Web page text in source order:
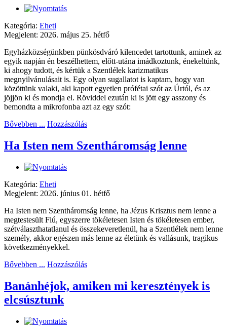
Kategória: Eheti
Megjelent: 2026. május 25. hétfő
Egyházközségünkben pünkösdváró kilencedet tartottunk, aminek az
egyik napján én beszélhettem, előtt-utána imádkoztunk, énekeltünk,
ki ahogy tudott, és kértük a Szentlélek karizmatikus
megnyilvánulásait is. Egy olyan sugallatot is kaptam, hogy van
közöttünk valaki, aki kapott egyetlen prófétai szót az Úrtól, és az
jöjjön ki és mondja el. Röviddel ezután ki is jött egy asszony és
bemondta a mikrofonba azt az egy szót:
Bővebben ... Hozzászólás
Ha Isten nem Szentháromság lenne
Kategória: Eheti
Megjelent: 2026. június 01. hétfő
Ha Isten nem Szentháromság lenne, ha Jézus Krisztus nem lenne a
megtestesült Fiú, egyszerre tökéletesen Isten és tökéletesen ember,
szétválaszthatatlanul és összekeveretlenül, ha a Szentlélek nem lenne
személy, akkor egészen más lenne az életünk és vallásunk, tragikus
következményekkel.
Bővebben ... Hozzászólás
Banánhéjok, amiken mi keresztények is
elcsúsztunk